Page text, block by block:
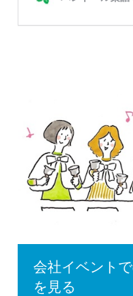
会社イベント
を見る